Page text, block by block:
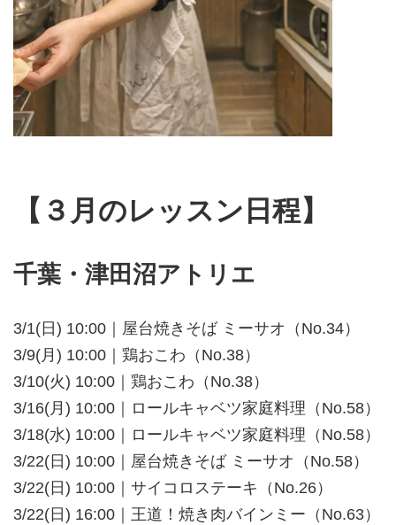
【３月のレッスン日程】
千葉・津田沼アトリエ
3/1(日) 10:00｜屋台焼きそば ミーサオ（No.34）
3/9(月) 10:00｜鶏おこわ（No.38）
3/10(火) 10:00｜鶏おこわ（No.38）
3/16(月) 10:00｜ロールキャベツ家庭料理（No.58）
3/18(水) 10:00｜ロールキャベツ家庭料理（No.58）
3/22(日) 10:00｜屋台焼きそば ミーサオ（No.58）
3/22(日) 10:00｜サイコロステーキ（No.26）
3/22(日) 16:00｜王道！焼き肉バインミー（No.63）